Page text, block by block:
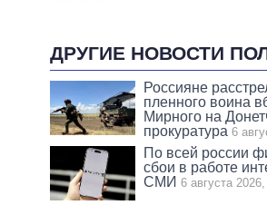
ДРУГИЕ НОВОСТИ
Россияне
пленного воина
Мирного на
прокуратура 6
По всей россии
сбои в работе
СМИ 6 августа